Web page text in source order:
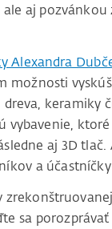
aj
Alexandra
možnosti
keramiky
vybavenie,
aj 3D tlač.
a
sa